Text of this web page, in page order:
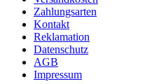
Zahlungsarten
Kontakt
Reklamation
Datenschutz
AGB
Impressum